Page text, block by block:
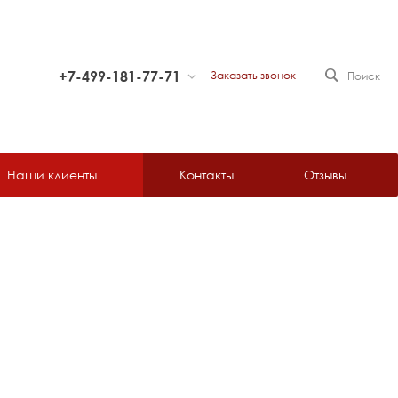
+7-499-181-77-71
Серебрякова, д. 6
Пн-Пт: 9:30-18:30
Заказать звонок Поиск
Наши клиенты Контакты Отзывы